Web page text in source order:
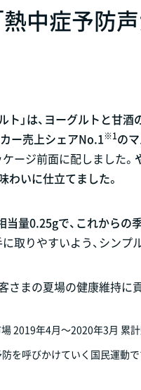
熱中症予防
ト」は、ヨーグルトと甘
ー売上シェアNo.1※1の
ージ前面に配しました。
わいに仕立てました。
当量0.25gで、これから
取りやすいよう、シンプ
さまの夏場の健康維持に
2019年4月～2020年3月 累
を呼びかけていく国民運動